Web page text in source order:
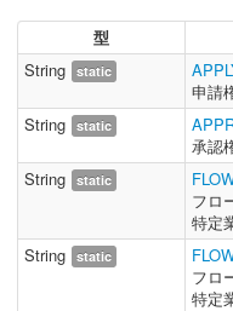
型
String static
申請
String static
承認
String static
フロ
特定
String static
フロ
特定